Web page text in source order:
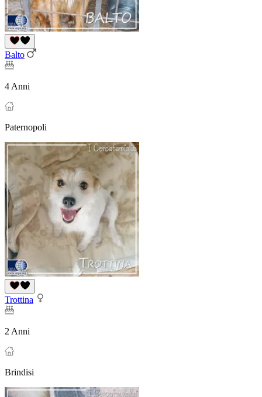
Balto
4 Anni
Paternopoli
Trottina
2 Anni
Brindisi